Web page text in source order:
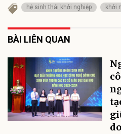
hệ sinh thái khởi nghiệp khởi
BÀI LIÊN QUAN